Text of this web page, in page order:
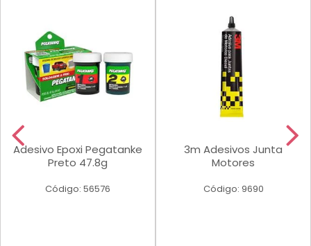
Adesivo Epoxi Pegatanke
Preto 47.8g
Código: 56576
3m Adesivos Junta
Motores
Código: 9690